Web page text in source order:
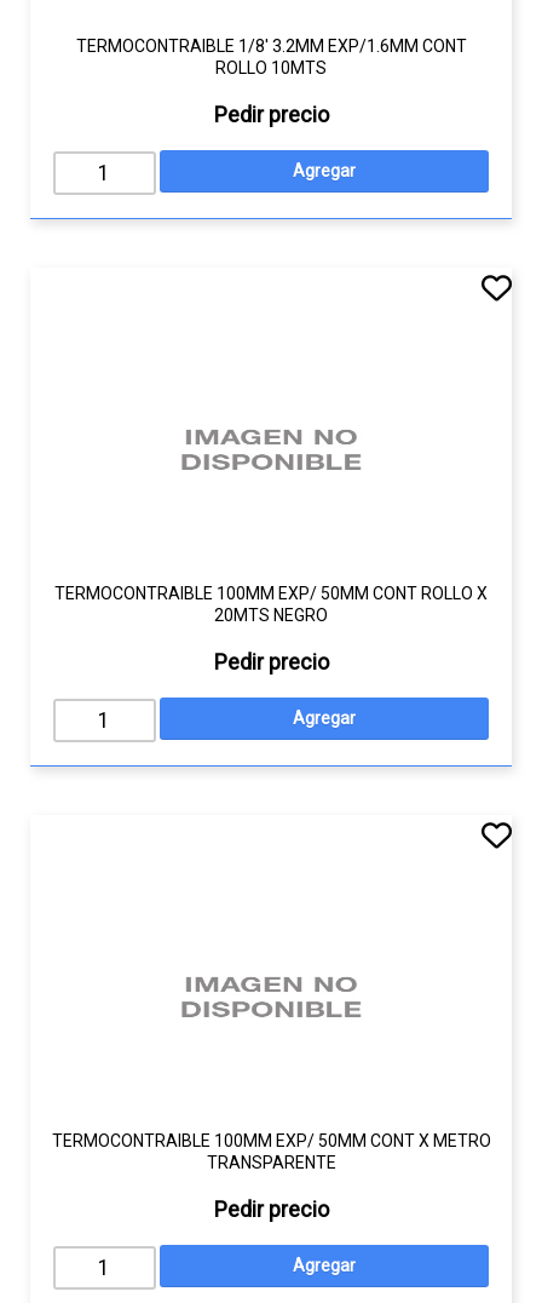
TERMOCONTRAIBLE 1/8' 3.2MM EXP/1.6MM CONT
ROLLO 10MTS
Pedir precio
TERMOCONTRAIBLE 100MM EXP/ 50MM CONT ROLLO X
20MTS NEGRO
Pedir precio
TERMOCONTRAIBLE 100MM EXP/ 50MM CONT X METRO
TRANSPARENTE
Pedir precio